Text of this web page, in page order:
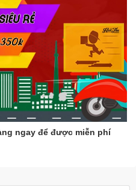
ngay để được miễn phí